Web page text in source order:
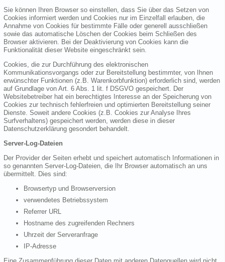
Sie können Ihren Browser so einstellen, dass Sie über das Setzen von
Cookies informiert werden und Cookies nur im Einzelfall erlauben, die
Annahme von Cookies für bestimmte Fälle oder generell ausschließen
sowie das automatische Löschen der Cookies beim Schließen des
Browser aktivieren. Bei der Deaktivierung von Cookies kann die
Funktionalität dieser Website eingeschränkt sein.
Cookies, die zur Durchführung des elektronischen
Kommunikationsvorgangs oder zur Bereitstellung bestimmter, von Ihnen
erwünschter Funktionen (z.B. Warenkorbfunktion) erforderlich sind, werden
auf Grundlage von Art. 6 Abs. 1 lit. f DSGVO gespeichert. Der
Websitebetreiber hat ein berechtigtes Interesse an der Speicherung von
Cookies zur technisch fehlerfreien und optimierten Bereitstellung seiner
Dienste. Soweit andere Cookies (z.B. Cookies zur Analyse Ihres
Surfverhaltens) gespeichert werden, werden diese in dieser
Datenschutzerklärung gesondert behandelt.
Server-Log-Dateien
Der Provider der Seiten erhebt und speichert automatisch Informationen in
so genannten Server-Log-Dateien, die Ihr Browser automatisch an uns
übermittelt. Dies sind:
Browsertyp und Browserversion
verwendetes Betriebssystem
Referrer URL
Hostname des zugreifenden Rechners
Uhrzeit der Serveranfrage
IP-Adresse